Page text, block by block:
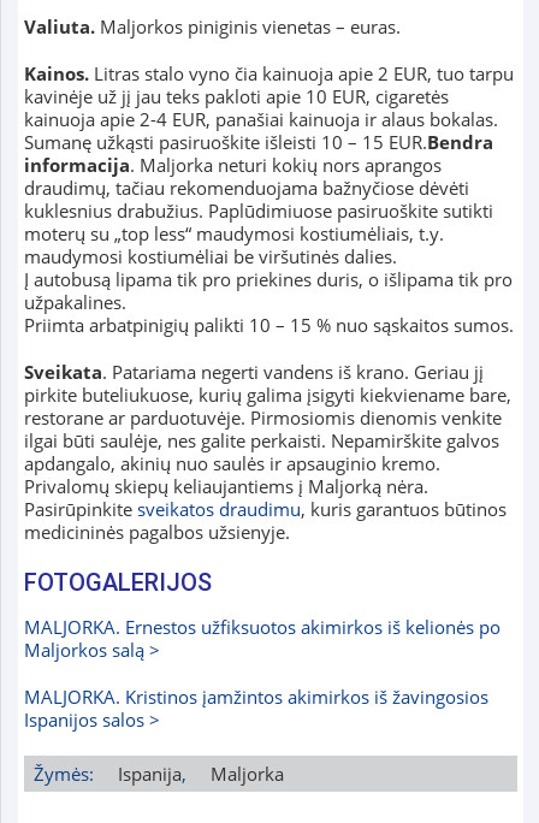
Valiuta.Maljorkos piniginis vienetas – euras.
Kainos.Litras stalo vyno čia kainuoja apie 2 EUR, tuo tarpu
kavinėje už jį jau teks pakloti apie 10 EUR, cigaretės
kainuoja apie 2-4 EUR, panašiai kainuoja ir alaus bokalas.
Sumanę užkąsti pasiruoškite išleisti 10 – 15 EUR.Bendra
informacija. Maljorka neturi kokių nors aprangos
draudimų, tačiau rekomenduojama bažnyčiose dėvėti
kuklesnius drabužius. Paplūdimiuose pasiruoškite sutikti
moterų su „top less“ maudymosi kostiumėliais, t.y.
maudymosi kostiumėliai be viršutinės dalies.
Į autobusą lipama tik pro priekines duris, o išlipama tik pro
užpakalines.
Priimta arbatpinigių palikti 10 – 15 % nuo sąskaitos sumos.
Sveikata. Patariama negerti vandens iš krano. Geriau jį
pirkite buteliukuose, kurių galima įsigyti kiekviename bare,
restorane ar parduotuvėje. Pirmosiomis dienomis venkite
ilgai būti saulėje, nes galite perkaisti. Nepamirškite galvos
apdangalo, akinių nuo saulės ir apsauginio kremo.
Privalomų skiepų keliaujantiems į Maljorką nėra.
Pasirūpinkite sveikatos draudimu, kuris garantuos būtinos
medicininės pagalbos užsienyje.
FOTOGALERIJOS
MALJORKA. Ernestos užfiksuotos akimirkos iš kelionės po
Maljorkos salą >
MALJORKA. Kristinos įamžintos akimirkos iš žavingosios
Ispanijos salos >
Žymės: Ispanija, Maljorka